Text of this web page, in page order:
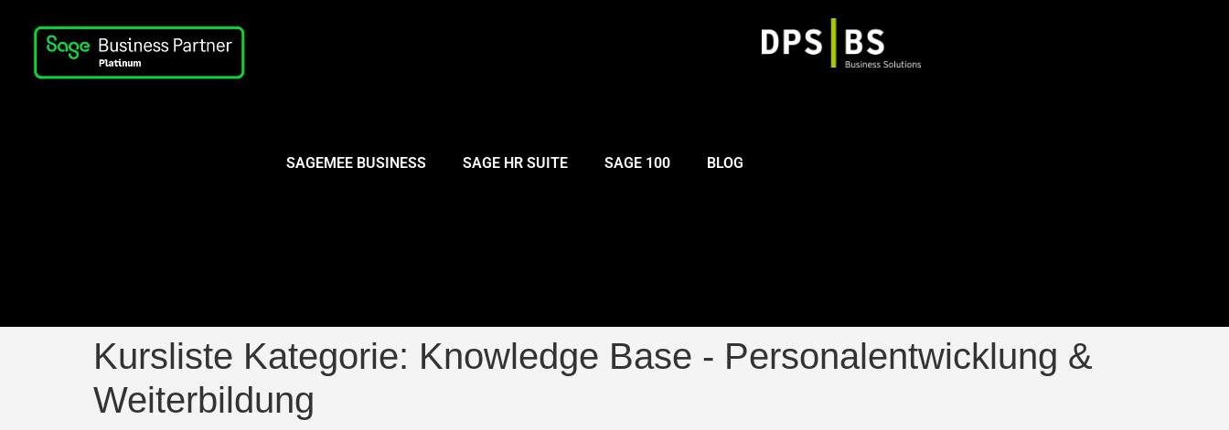
SAGEMEE BUSINESS SAGE HR SUITE SAGE 100 BLOG
Kursliste Kategorie: Knowledge Base - Personalentwicklung &
Weiterbildung